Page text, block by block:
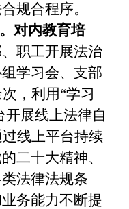
规合程序。
对内教育培
职工开展法治
学习会、支部
，利用“学习
开展线上法律自
线上平台持续
二十大精神、
法律法规条
务能力不断提